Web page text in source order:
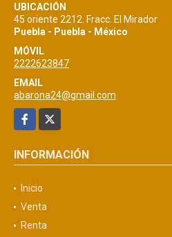
UBICACIÓN
45 oriente 2212. Fracc. El Mirador
Puebla - Puebla - México
MÓVIL
2222623847
EMAIL
abarona24@gmail.com
Facebook
INFORMACIÓN
Inicio
Venta
Renta